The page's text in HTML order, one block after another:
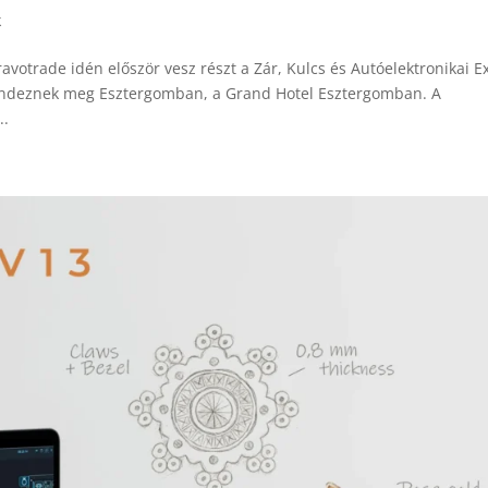
idén először vesz részt a Zár, Kulcs és Autóelektronikai
meg Esztergomban, a Grand Hotel Esztergomban. A